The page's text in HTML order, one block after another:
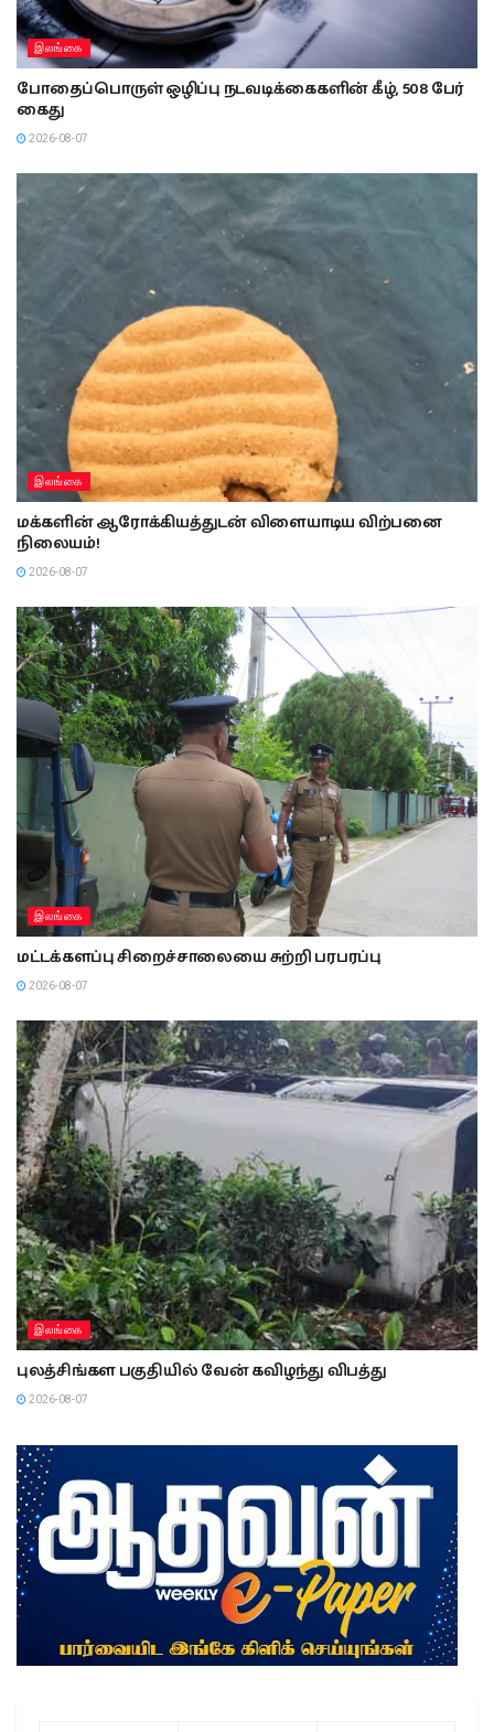
இலங்கை
போதைப்பொருள் ஒழிப்பு நடவடிக்கைகளின் கீழ், 508 பேர்
கைது
2026-08-07
இலங்கை
மக்களின் ஆரோக்கியத்துடன் விளையாடிய விற்பனை
நிலையம்!
2026-08-07
இலங்கை
மட்டக்களப்பு சிறைச்சாலையை சுற்றி பரபரப்பு
2026-08-07
இலங்கை
புலத்சிங்கள பகுதியில் வேன் கவிழந்து விபத்து
2026-08-07